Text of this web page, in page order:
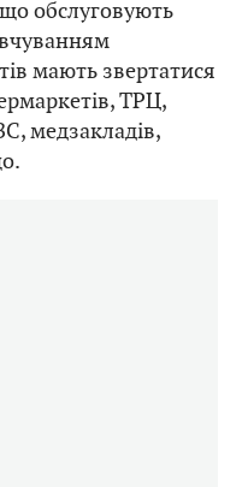
обслуговують
мають звертатися
ТРЦ,
медзакладів,